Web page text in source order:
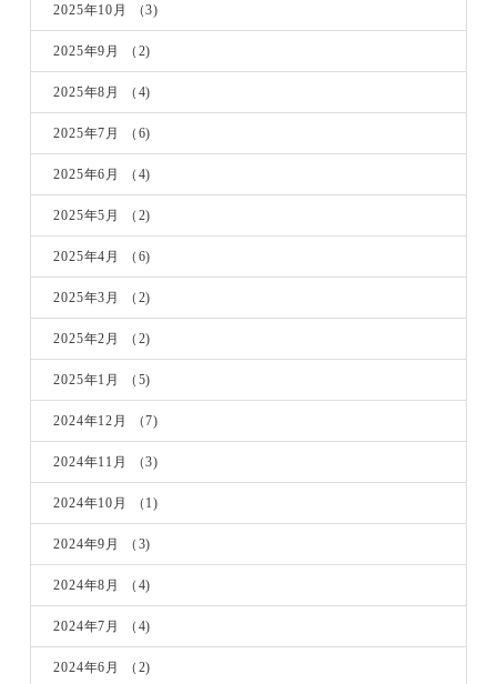
2025年10月 （3)
2025年9月 （2)
2025年8月 （4)
2025年7月 （6)
2025年6月 （4)
2025年5月 （2)
2025年4月 （6)
2025年3月 （2)
2025年2月 （2)
2025年1月 （5)
2024年12月 （7)
2024年11月 （3)
2024年10月 （1)
2024年9月 （3)
2024年8月 （4)
2024年7月 （4)
2024年6月 （2)